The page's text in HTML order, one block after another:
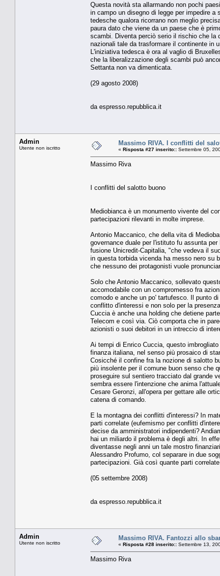
Questa novità sta allarmando non pochi
in campo un disegno di legge per impedire
tedesche qualora ricorrano non meglio
paura dato che viene da un paese che è
scambi. Diventa perciò serio il rischio che la
nazionali tale da trasformare il continente in
L'iniziativa tedesca è ora al vaglio di
che la liberalizzazione degli scambi può
Settanta non va dimenticata.
(29 agosto 2008)
da espresso.repubblica.it
Admin
Utente non iscritto
Massimo RIVA. I conflitti del
« Risposta #27 inserito:: Settembre 05,
Massimo Riva
I conflitti del salotto buono
Mediobianca è un monumento vivente del
partecipazioni rilevanti in molte imprese.
Antonio Maccanico, che della vita di
governance duale per l'istituto fu assunta
fusione Unicredit-Capitalia, "che vedeva il
in questa torbida vicenda ha messo nero su
che nessuno dei protagonisti vuole
Solo che Antonio Maccanico, sollevato
accomodabile con un compromesso fra
comodo e anche un po' tartufesco. Il punto
conflitto d'interessi e non solo per la
Cuccia è anche una holding che detiene
Telecom e così via. Ciò comporta che in
azionisti o suoi debitori in un intreccio di
Ai tempi di Enrico Cuccia, questo
finanza italiana, nel senso più prosaico di
Cosicché il confine fra la nozione di salotto
più insolente per il comune buon senso che
proseguire sul sentiero tracciato dal grande
sembra essere l'intenzione che anima
Cesare Geronzi, all'opera per gettare alle
catena di comando.
E la montagna dei conflitti d'interessi? In
parti correlate (eufemismo per conflitti
decise da amministratori indipendenti?
hai un miliardo il problema è degli altri. In
diventasse negli anni un tale mostro
Alessandro Profumo, col separare in due
partecipazioni. Già così quante parti
(05 settembre 2008)
da espresso.repubblica.it
Admin
Utente non iscritto
Massimo RIVA. Fantozzi allo
« Risposta #28 inserito:: Settembre 13,
Massimo Riva